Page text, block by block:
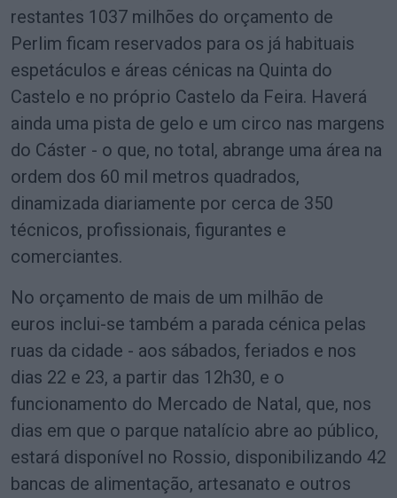
restantes 1037 milhões do orçamento de
Perlim ficam reservados para os já habituais
espetáculos e áreas cénicas na Quinta do
Castelo e no próprio Castelo da Feira. Haverá
ainda uma pista de gelo e um circo nas margens
do Cáster - o que, no total, abrange uma área na
ordem dos 60 mil metros quadrados,
dinamizada diariamente por cerca de 350
técnicos, profissionais, figurantes e
comerciantes.
No orçamento de mais de um milhão de
euros inclui-se também a parada cénica pelas
ruas da cidade - aos sábados, feriados e nos
dias 22 e 23, a partir das 12h30, e o
funcionamento do Mercado de Natal, que, nos
dias em que o parque natalício abre ao público,
estará disponível no Rossio, disponibilizando 42
bancas de alimentação, artesanato e outros